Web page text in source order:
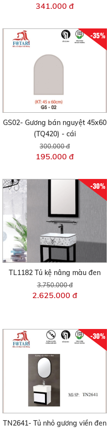
341.000 đ
-35%
GS02- Gương bán nguyệt 45x60
(TQ420) - cái
300.000 đ
195.000 đ
-30%
TL1182 Tủ kệ nâng màu đen
3.750.000 đ
2.625.000 đ
-30%
TN2641- Tủ nhỏ gương viền đen